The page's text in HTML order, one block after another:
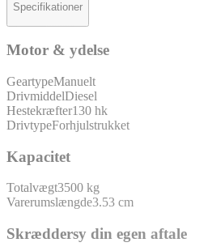
Specifikationer
Motor & ydelse
GeartypeManuelt
DrivmiddelDiesel
Hestekræfter130 hk
DrivtypeForhjulstrukket
Kapacitet
Totalvægt3500 kg
Varerumslængde3.53 cm
Skræddersy din egen aftale